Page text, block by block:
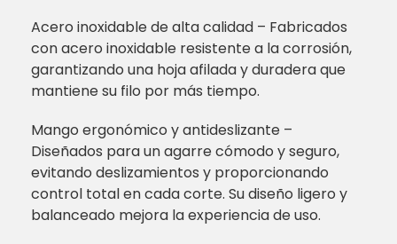
Acero inoxidable de alta calidad – Fabricados
con acero inoxidable resistente a la corrosión,
garantizando una hoja afilada y duradera que
mantiene su filo por más tiempo.
Mango ergonómico y antideslizante –
Diseñados para un agarre cómodo y seguro,
evitando deslizamientos y proporcionando
control total en cada corte. Su diseño ligero y
balanceado mejora la experiencia de uso.